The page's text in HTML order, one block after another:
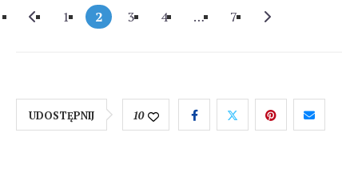
Newer posts
1 2 3 4 … 7 Older posts
UDOSTĘPNIJ 10